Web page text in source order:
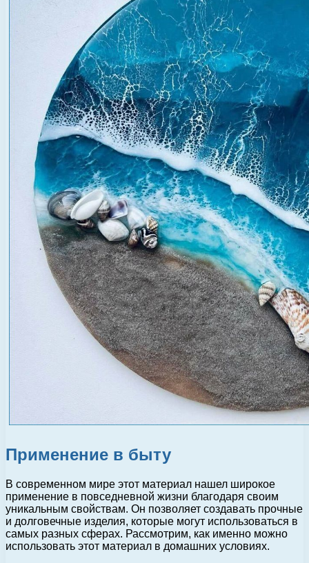
Применение в быту
В современном мире этот материал нашел широкое
применение в повседневной жизни благодаря своим
уникальным свойствам. Он позволяет создавать прочные
и долговечные изделия, которые могут использоваться в
самых разных сферах. Рассмотрим, как именно можно
использовать этот материал в домашних условиях.